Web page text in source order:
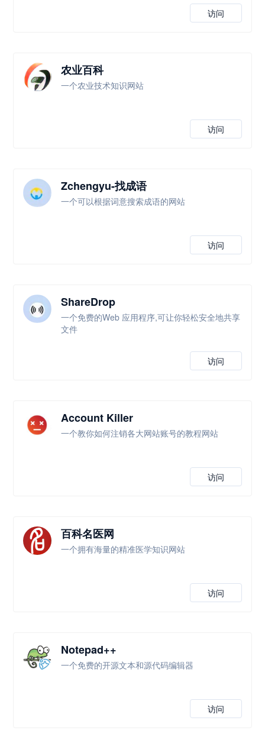
访问
农业百科
一个农业技术知识网站
访问
Zchengyu-找成语
一个可以根据词意搜索成语的网站
访问
ShareDrop
一个免费的Web 应用程序,可让你轻松安全地共享
文件
访问
Account Killer
一个教你如何注销各大网站账号的教程网站
访问
百科名医网
一个拥有海量的精准医学知识网站
访问
Notepad++
一个免费的开源文本和源代码编辑器
访问